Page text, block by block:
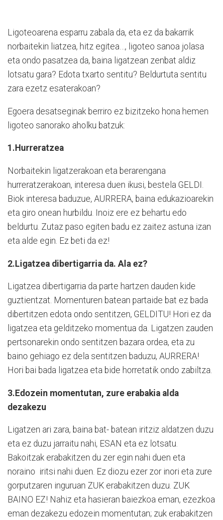
Ligoteoarena esparru zabala da, eta ez da bakarrik
norbaitekin liatzea, hitz egitea…, ligoteo sanoa jolasa
eta ondo pasatzea da, baina ligatzean zenbat aldiz
lotsatu gara? Edota txarto sentitu? Beldurtuta sentitu
zara ezetz esaterakoan?
Egoera desatseginak berriro ez bizitzeko hona hemen
ligoteo sanorako aholku batzuk:
1.Hurreratzea
Norbaitekin ligatzerakoan eta berarengana
hurreratzerakoan, interesa duen ikusi, bestela GELDI.
Biok interesa baduzue, AURRERA, baina edukazioarekin
eta giro onean hurbildu. Inoiz ere ez behartu edo
beldurtu. Zutaz paso egiten badu ez zaitez astuna izan
eta alde egin. Ez beti da ez!
2.Ligatzea dibertigarria da. Ala ez?
Ligatzea dibertigarria da parte hartzen dauden kide
guztientzat. Momenturen batean partaide bat ez bada
dibertitzen edota ondo sentitzen, GELDITU! Hori ez da
ligatzea eta gelditzeko momentua da. Ligatzen zauden
pertsonarekin ondo sentitzen bazara ordea, eta zu
baino gehiago ez dela sentitzen baduzu, AURRERA!
Hori bai bada ligatzea eta bide horretatik ondo zabiltza.
3.Edozein momentutan, zure erabakia alda
dezakezu
Ligatzen ari zara, baina bat- batean iritziz aldatzen duzu
eta ez duzu jarraitu nahi, ESAN eta ez lotsatu.
Bakoitzak erabakitzen du zer egin nahi duen eta
noraino iritsi nahi duen. Ez diozu ezer zor inori eta zure
gorputzaren inguruan ZUK erabakitzen duzu. ZUK
BAINO EZ! Nahiz eta hasieran baiezkoa eman, ezezkoa
eman dezakezu edozein momentutan; zuk erabakitzen